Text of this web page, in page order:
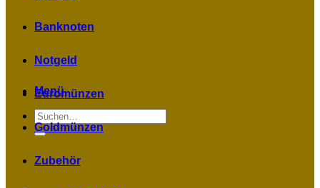
Menü
Suchen
nach:
Banknoten
Notgeld
Euromünzen
Goldmünzen
Zubehör